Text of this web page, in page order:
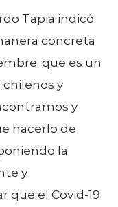
Tapia indicó
concreta
que es un
y
y
hacerlo de
la
y
que el Covid-19